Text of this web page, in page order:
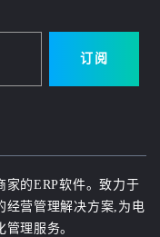
订阅
家的ERP软件。致力于
经营管理解决方案,为电
理服务。